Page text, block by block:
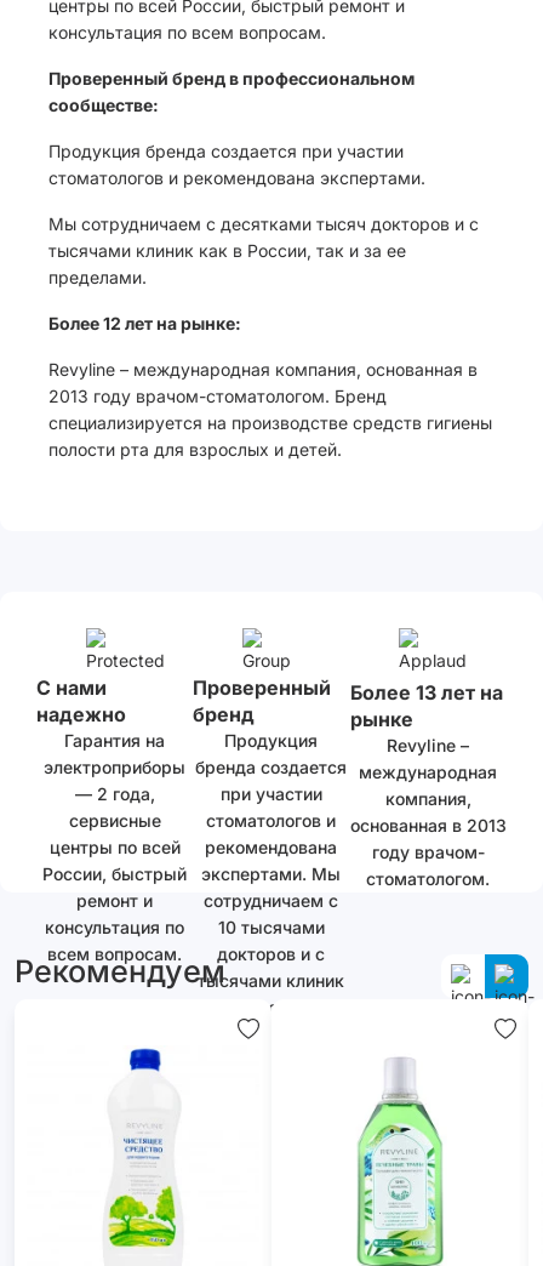
центры по всей России, быстрый ремонт и
консультация по всем вопросам.
Проверенный бренд в профессиональном
сообществе:
Продукция бренда создается при участии
стоматологов и рекомендована экспертами.
Мы сотрудничаем с десятками тысяч докторов и с
тысячами клиник как в России, так и за ее
пределами.
Более 12 лет на рынке:
Revyline – международная компания, основанная в
2013 году врачом-стоматологом. Бренд
специализируется на производстве средств гигиены
полости рта для взрослых и детей.
С нами
надежно
Гарантия на
электроприборы
— 2 года,
сервисные
центры по всей
России, быстрый
ремонт и
консультация по
всем вопросам.
Проверенный
бренд
Продукция
бренда создается
при участии
стоматологов и
рекомендована
экспертами. Мы
сотрудничаем с
10 тысячами
докторов и с
тысячами клиник
как в России, так
и за ее
Более 13 лет на
рынке
Revyline –
международная
компания,
основанная в 2013
году врачом-
стоматологом.
Рекомендуем